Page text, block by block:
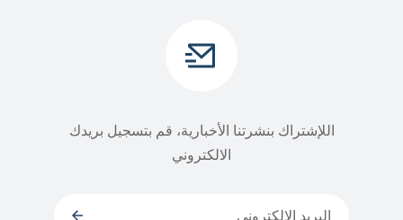
اللإشتراك بنشرتنا الأخبارية، قم بتسجيل بريدك
الالكتروني